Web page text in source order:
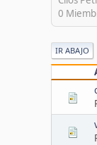
0
IR ABAJO